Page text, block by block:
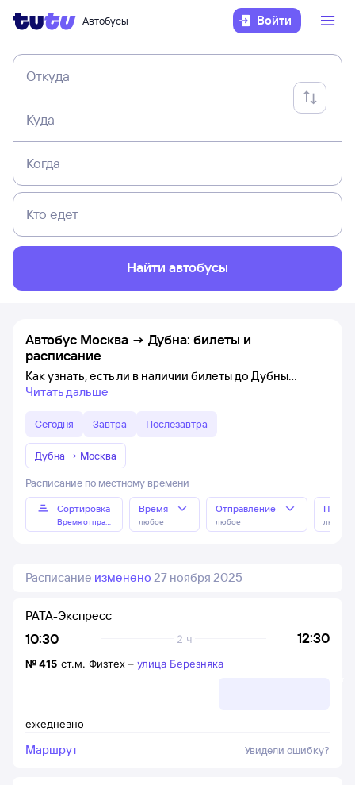
Автобусы Войти
Откуда
Куда
Когда
Кто едет
Найти автобусы
Автобус Москва → Дубна: билеты и
расписание
Как узнать, есть ли в наличии билеты до Дубны
Читать дальше
Сегодня Завтра Послезавтра
Дубна → Москва
Расписание по местному времени
Сортировка
Время отправления
Время
любое
Отправление
любое любое
Расписание изменено 27 ноября 2025
10:30 12:30
2 ч
РАТА-Экспресс
ежедневно
№415 ст.м. Физтех – улица Березняка
Маршрут Увидели ошибку?